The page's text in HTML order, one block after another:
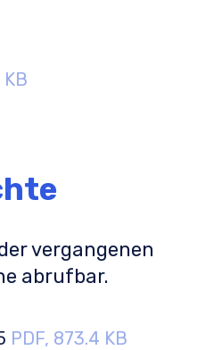
KB
vergangenen
abrufbar.
PDF, 873.4 KB